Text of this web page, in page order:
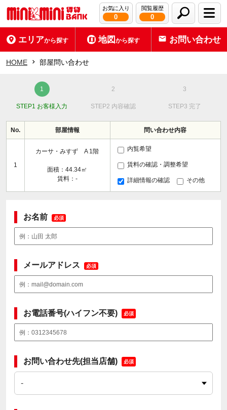
お気に入り
0
閲覧履歴
0
エリアから探す 地図から探す お問い合わせ
HOME 部屋問い合わせ
STEP1 お客様入力 STEP2 内容確認 STEP3 完了
No. 部屋情報 問い合わせ内容
1
カーサ・みすず A 1階
面積：44.34㎡
賃料：-
内覧希望
賃料の確認・調整希望
詳細情報の確認 その他
お名前 必須
メールアドレス 必須
お電話番号(ハイフン不要) 必須
お問い合わせ先(担当店舗) 必須